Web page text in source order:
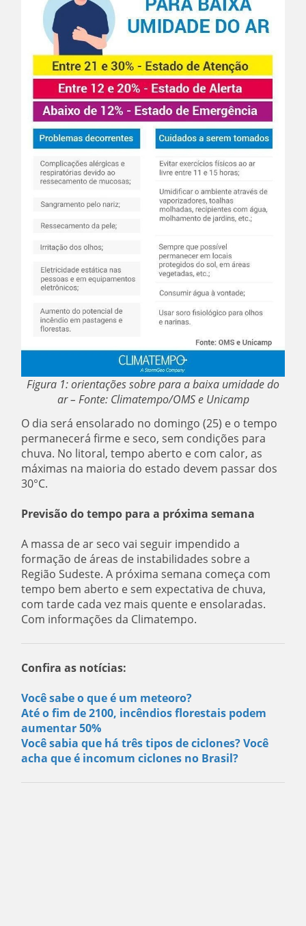
Figura 1: orientações sobre para a baixa umidade do
ar – Fonte: Climatempo/OMS e Unicamp
O dia será ensolarado no domingo (25) e o tempo
permanecerá firme e seco, sem condições para
chuva. No litoral, tempo aberto e com calor, as
máximas na maioria do estado devem passar dos
30°C.
Previsão do tempo para a próxima semana
A massa de ar seco vai seguir impendido a
formação de áreas de instabilidades sobre a
Região Sudeste. A próxima semana começa com
tempo bem aberto e sem expectativa de chuva,
com tarde cada vez mais quente e ensolaradas.
Com informações da Climatempo.
Confira as notícias:
Você sabe o que é um meteoro?
Até o fim de 2100, incêndios florestais podem
aumentar 50%
Você sabia que há três tipos de ciclones? Você
acha que é incomum ciclones no Brasil?